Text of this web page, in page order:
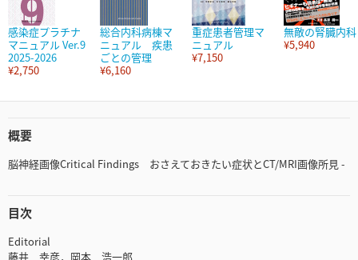
感染症プラチナ
マニュアル Ver.9
2025-2026
¥2,750
総合内科病棟マ
ニュアル 疾患
ごとの管理
¥6,160
重症患者管理マ
ニュアル
¥7,150
無敵の腎臓内科
¥5,940
概要
脳神経画像Critical Findings おさえておきたい症状とCT/MRI画像所見 -
目次
Editorial
藤井 幸彦，岡本 浩一郎